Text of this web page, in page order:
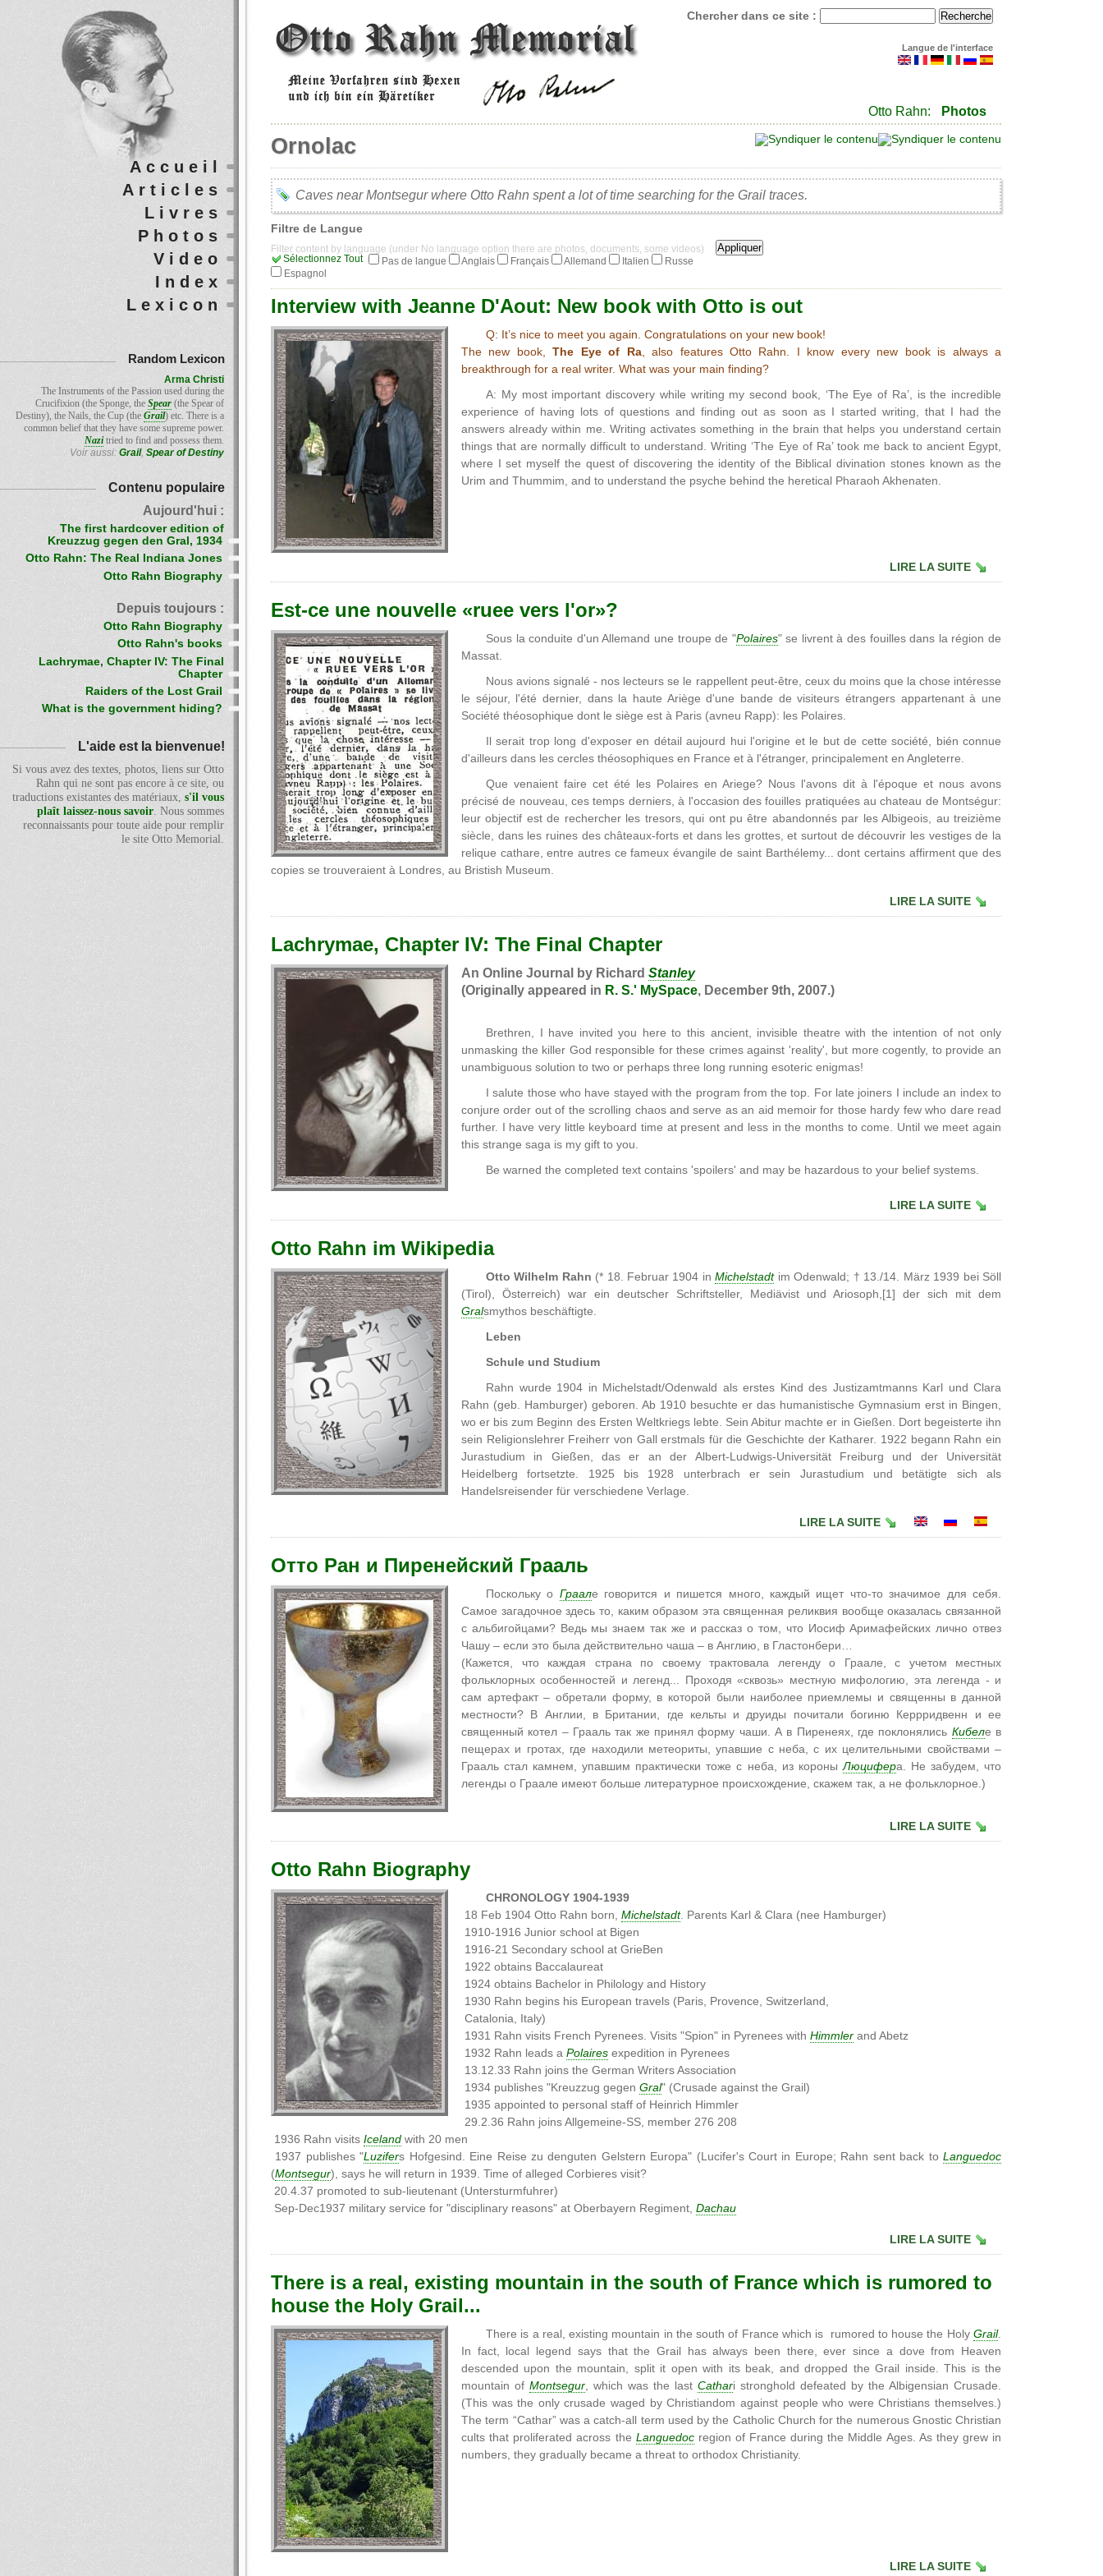
Chercher dans ce site :
Langue de l'interface
Otto Rahn: Photos
Ornolac
Caves near Montsegur where Otto Rahn spent a lot of time searching for the Grail traces.
Filtre de Langue
Filter content by language (under No language option there are photos, documents, some videos)
Sélectionnez Tout
Pas de langue Anglais Français Allemand Italien
Russe
Espagnol
Interview with Jeanne D'Aout: New book with Otto is out
Q: It’s nice to meet you again. Congratulations on your new book!
The new book,The Eye of Ra, also features Otto Rahn. I know every new book is always a
breakthrough for a real writer. What was your main finding?
A: My most important discovery while writing my second book, ‘The Eye of Ra’, is the incredible
experience of having lots of questions and finding out as soon as I started writing, that I had the
answers already within me. Writing activates something in the brain that helps you understand certain
things that are normally difficult to understand. Writing ‘The Eye of Ra’ took me back to ancient Egypt,
where I set myself the quest of discovering the identity of the Biblical divination stones known as the
Urim and Thummim, and to understand the psyche behind the heretical Pharaoh Akhenaten.
LIRE LA SUITE
Est-ce une nouvelle «ruee vers l'or»?
Sous la conduite d'un Allemand une troupe de "Polaires" se livrent à des fouilles dans la région de
Massat.
Nous avions signalé - nos lecteurs se le rappellent peut-être, ceux du moins que la chose intéresse
le séjour, l'été dernier, dans la haute Ariège d'une bande de visiteurs étrangers appartenant à une
Société théosophique dont le siège est à Paris (avneu Rapp): les Polaires.
Il serait trop long d'exposer en détail aujourd hui l'origine et le but de cette société, bién connue
d'ailleurs dans les cercles théosophiques en France et à l'étranger, principalement en Angleterre.
Que venaient faire cet été les Polaires en Ariege? Nous l'avons dit à l'époque et nous avons
précisé de nouveau, ces temps derniers, à l'occasion des fouilles pratiquées au chateau de Montségur:
leur objectif est de rechercher les tresors, qui ont pu être abandonnés par les Albigeois, au treizième
siècle, dans les ruines des châteaux-forts et dans les grottes, et surtout de découvrir les vestiges de la
relique cathare, entre autres ce fameux évangile de saint Barthélemy... dont certains affirment que des
copies se trouveraient à Londres, au Bristish Museum.
LIRE LA SUITE
Lachrymae, Chapter IV: The Final Chapter
An Online Journal by Richard Stanley
(Originally appeared in R. S.' MySpace, December 9th, 2007.)
Brethren, I have invited you here to this ancient, invisible theatre with the intention of not only
unmasking the killer God responsible for these crimes against 'reality', but more cogently, to provide an
unambiguous solution to two or perhaps three long running esoteric enigmas!
I salute those who have stayed with the program from the top. For late joiners I include an index to
conjure order out of the scrolling chaos and serve as an aid memoir for those hardy few who dare read
further. I have very little keyboard time at present and less in the months to come. Until we meet again
this strange saga is my gift to you.
Be warned the completed text contains 'spoilers' and may be hazardous to your belief systems.
LIRE LA SUITE
Otto Rahn im Wikipedia
Otto Wilhelm Rahn (* 18. Februar 1904 inMichelstadtim Odenwald; † 13./14. März 1939 bei Söll
(Tirol), Österreich) war ein deutscher Schriftsteller, Mediävist und Ariosoph,[1] der sich mit dem
Gralsmythos beschäftigte.
Leben
Schule und Studium
Rahn wurde 1904 in Michelstadt/Odenwald als erstes Kind des Justizamtmanns Karl und Clara
Rahn (geb. Hamburger) geboren. Ab 1910 besuchte er das humanistische Gymnasium erst in Bingen,
wo er bis zum Beginn des Ersten Weltkriegs lebte. Sein Abitur machte er in Gießen. Dort begeisterte ihn
sein Religionslehrer Freiherr von Gall erstmals für die Geschichte der Katharer. 1922 begann Rahn ein
Jurastudium in Gießen, das er an der Albert-Ludwigs-Universität Freiburg und der Universität
Heidelberg fortsetzte. 1925 bis 1928 unterbrach er sein Jurastudium und betätigte sich als
Handelsreisender für verschiedene Verlage.
LIRE LA SUITE
Отто Ран и Пиренейский Грааль
Поскольку о Граале говорится и пишется много, каждый ищет что-то значимое для себя.
Самое загадочное здесь то, каким образом эта священная реликвия вообще оказалась связанной
с альбигойцами? Ведь мы знаем так же и рассказ о том, что Иосиф Аримафейских лично отвез
Чашу – если это была действительно чаша – в Англию, в Гластонбери…
(Кажется, что каждая страна по своему трактовала легенду о Граале, с учетом местных
фольклорных особенностей и легенд... Проходя «сквозь» местную мифологию, эта легенда - и
сам артефакт – обретали форму, в которой были наиболее приемлемы и священны в данной
местности? В Англии, в Британии, где кельты и друиды почитали богиню Керрридвенн и ее
священный котел – Грааль так же принял форму чаши. А в Пиренеях, где поклонялись Кибеле в
пещерах и гротах, где находили метеориты, упавшие с неба, с их целительными свойствами –
Грааль стал камнем, упавшим практически тоже с неба, из короны Люцифера. Не забудем, что
легенды о Граале имеют больше литературное происхождение, скажем так, а не фольклорное.)
LIRE LA SUITE
Otto Rahn Biography
CHRONOLOGY 1904-1939
18 Feb 1904 Otto Rahn born, Michelstadt. Parents Karl & Clara (nee Hamburger)
1910-1916 Junior school at Bigen
1916-21 Secondary school at GrieBen
1922 obtains Baccalaureat
1924 obtains Bachelor in Philology and History
1930 Rahn begins his European travels (Paris, Provence, Switzerland,
Catalonia, Italy)
1931 Rahn visits French Pyrenees. Visits "Spion" in Pyrenees with Himmler and Abetz
1932 Rahn leads a Polaires expedition in Pyrenees
13.12.33 Rahn joins the German Writers Association
1934 publishes "Kreuzzug gegen Gral" (Crusade against the Grail)
1935 appointed to personal staff of Heinrich Himmler
29.2.36 Rahn joins Allgemeine-SS, member 276 208
1936 Rahn visits Iceland with 20 men
1937 publishes "Luzifers Hofgesind. Eine Reise zu denguten Gelstern Europa" (Lucifer's Court in Europe; Rahn sent back toLanguedoc
(Montsegur), says he will return in 1939. Time of alleged Corbieres visit?
20.4.37 promoted to sub-lieutenant (Untersturmfuhrer)
Sep-Dec1937 military service for "disciplinary reasons" at Oberbayern Regiment, Dachau
LIRE LA SUITE
There is a real, existing mountain in the south of France which is rumored to
house the Holy Grail...
There is a real, existing mountain in the south of France which is rumored to house the Holy Grail.
In fact, local legend says that the Grail has always been there, ever since a dove from Heaven
descended upon the mountain, split it open with its beak, and dropped the Grail inside. This is the
mountain of Montsegur , which was the last Cathari stronghold defeated by the Albigensian Crusade.
(This was the only crusade waged by Christiandom against people who were Christians themselves.)
The term “Cathar” was a catch-all term used by the Catholic Church for the numerous Gnostic Christian
cults that proliferated across the Languedocregion of France during the Middle Ages. As they grew in
numbers, they gradually became a threat to orthodox Christianity.
LIRE LA SUITE
Accueil
Articles
Livres
Photos
Video
Index
Lexicon
Random Lexicon
Arma Christi
The Instruments of the Passion used during the
Crucifixion (the Sponge, the Spear (the Spear of
Destiny), the Nails, the Cup (the Grail) etc. There is a
common belief that they have some supreme power.
Nazitried to find and possess them.
Voir aussi: Grail, Spear of Destiny
Contenu populaire
Aujourd'hui :
The first hardcover edition of
Kreuzzug gegen den Gral, 1934
Otto Rahn: The Real Indiana Jones
Otto Rahn Biography
Depuis toujours :
Otto Rahn Biography
Otto Rahn's books
Lachrymae, Chapter IV: The Final
Chapter
Raiders of the Lost Grail
What is the government hiding?
L'aide est la bienvenue!
Si vous avez des textes, photos, liens sur Otto
Rahn qui ne sont pas encore à ce site, ou
traductions existantes des matériaux, s'il vous
plaît laissez-nous savoir. Nous sommes
reconnaissants pour toute aide pour remplir
le site Otto Memorial.